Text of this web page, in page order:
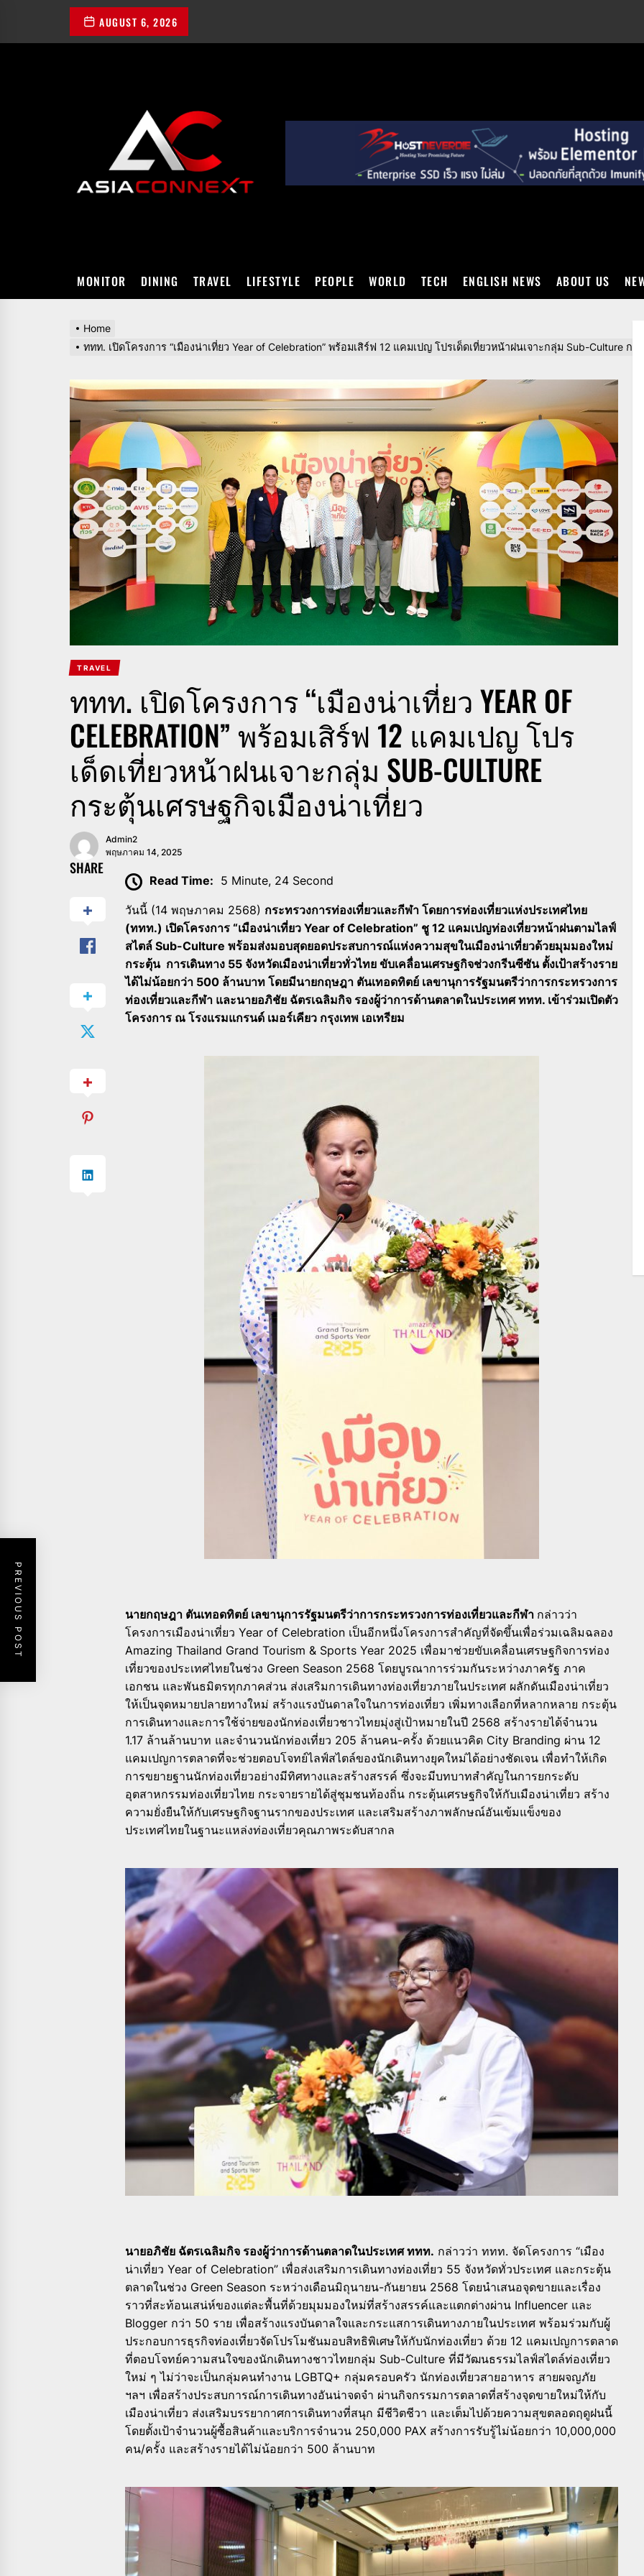
the
AUGUST 6, 2026
MONITOR DINING TRAVEL LIFESTYLE PEOPLE WORLD TECH ENGLISH NEWS ABOUT US
Home
ททท. เปิดโครงการ “เมืองน่าเที่ยว Year of Celebration” พร้อมเสิร์ฟ 12 แคมเปญ โปรเด็ดเที่ยวหน้าฝนเจาะกลุ่ม Sub-Culture กร
TRAVEL
ททท. เปิดโครงการ “เมืองน่าเที่ยว YEAR OF
CELEBRATION” พร้อมเสิร์ฟ 12 แคมเปญ โปร
เด็ดเที่ยวหน้าฝนเจาะกลุ่ม SUB-CULTURE
กระตุ้นเศรษฐกิจเมืองน่าเที่ยว
Admin2
พฤษภาคม 14, 2025
SHARE
Read Time: 5 Minute, 24 Second
วันนี้ (14 พฤษภาคม 2568) กระทรวงการท่องเที่ยวและกีฬา โดยการท่องเที่ยวแห่งประเทศไทย
(ททท.) เปิดโครงการ “เมืองน่าเที่ยว Year of Celebration” ชู 12 แคมเปญท่องเที่ยวหน้าฝนตามไลฟ์
สไตล์ Sub-Culture พร้อมส่งมอบสุดยอดประสบการณ์แห่งความสุขในเมืองน่าเที่ยวด้วยมุมมองใหม่
กระตุ้น การเดินทาง 55 จังหวัดเมืองน่าเที่ยวทั่วไทย ขับเคลื่อนเศรษฐกิจช่วงกรีนซีซัน ตั้งเป้าสร้างราย
ได้ไม่น้อยกว่า 500 ล้านบาท โดยมีนายกฤษฎา ตันเทอดทิตย์ เลขานุการรัฐมนตรีว่าการกระทรวงการ
ท่องเที่ยวและกีฬา และนายอภิชัย ฉัตรเฉลิมกิจ รองผู้ว่าการด้านตลาดในประเทศ ททท. เข้าร่วมเปิดตัว
โครงการ ณ โรงแรมแกรนด์ เมอร์เคียว กรุงเทพ เอเทรียม
นายกฤษฎา ตันเทอดทิตย์ เลขานุการรัฐมนตรีว่าการกระทรวงการท่องเที่ยวและกีฬา กล่าวว่า
โครงการเมืองน่าเที่ยว Year of Celebration เป็นอีกหนึ่งโครงการสำคัญที่จัดขึ้นเพื่อร่วมเฉลิมฉลอง
Amazing Thailand Grand Tourism & Sports Year 2025 เพื่อมาช่วยขับเคลื่อนเศรษฐกิจการท่อง
เที่ยวของประเทศไทยในช่วง Green Season 2568 โดยบูรณาการร่วมกันระหว่างภาครัฐ ภาค
เอกชน และพันธมิตรทุกภาคส่วน ส่งเสริมการเดินทางท่องเที่ยวภายในประเทศ ผลักดันเมืองน่าเที่ยว
ให้เป็นจุดหมายปลายทางใหม่ สร้างแรงบันดาลใจในการท่องเที่ยว เพิ่มทางเลือกที่หลากหลาย กระตุ้น
การเดินทางและการใช้จ่ายของนักท่องเที่ยวชาวไทยมุ่งสู่เป้าหมายในปี 2568 สร้างรายได้จำนวน
1.17 ล้านล้านบาท และจำนวนนักท่องเที่ยว 205 ล้านคน-ครั้ง ด้วยแนวคิด City Branding ผ่าน 12
แคมเปญการตลาดที่จะช่วยตอบโจทย์ไลฟ์สไตล์ของนักเดินทางยุคใหม่ได้อย่างชัดเจน เพื่อทำให้เกิด
การขยายฐานนักท่องเที่ยวอย่างมีทิศทางและสร้างสรรค์ ซึ่งจะมีบทบาทสำคัญในการยกระดับ
อุตสาหกรรมท่องเที่ยวไทย กระจายรายได้สู่ชุมชนท้องถิ่น กระตุ้นเศรษฐกิจให้กับเมืองน่าเที่ยว สร้าง
ความยั่งยืนให้กับเศรษฐกิจฐานรากของประเทศ และเสริมสร้างภาพลักษณ์อันเข้มแข็งของ
ประเทศไทยในฐานะแหล่งท่องเที่ยวคุณภาพระดับสากล
นายอภิชัย ฉัตรเฉลิมกิจ รองผู้ว่าการด้านตลาดในประเทศ ททท. กล่าวว่า ททท. จัดโครงการ “เมือง
น่าเที่ยว Year of Celebration” เพื่อส่งเสริมการเดินทางท่องเที่ยว 55 จังหวัดทั่วประเทศ และกระตุ้น
ตลาดในช่วง Green Season ระหว่างเดือนมิถุนายน-กันยายน 2568 โดยนำเสนอจุดขายและเรื่อง
ราวที่สะท้อนเสน่ห์ของแต่ละพื้นที่ด้วยมุมมองใหม่ที่สร้างสรรค์และแตกต่างผ่าน Influencer และ
Blogger กว่า 50 ราย เพื่อสร้างแรงบันดาลใจและกระแสการเดินทางภายในประเทศ พร้อมร่วมกับผู้
ประกอบการธุรกิจท่องเที่ยวจัดโปรโมชันมอบสิทธิพิเศษให้กับนักท่องเที่ยว ด้วย 12 แคมเปญการตลาด
ที่ตอบโจทย์ความสนใจของนักเดินทางชาวไทยกลุ่ม Sub-Culture ที่มีวัฒนธรรมไลฟ์สไตล์ท่องเที่ยว
ใหม่ ๆ ไม่ว่าจะเป็นกลุ่มคนทำงาน LGBTQ+ กลุ่มครอบครัว นักท่องเที่ยวสายอาหาร สายผจญภัย
ฯลฯ เพื่อสร้างประสบการณ์การเดินทางอันน่าจดจำ ผ่านกิจกรรมการตลาดที่สร้างจุดขายใหม่ให้กับ
เมืองน่าเที่ยว ส่งเสริมบรรยากาศการเดินทางที่สนุก มีชีวิตชีวา และเต็มไปด้วยความสุขตลอดฤดูฝนนี้
โดยตั้งเป้าจำนวนผู้ซื้อสินค้าและบริการจำนวน 250,000 PAX สร้างการรับรู้ไม่น้อยกว่า 10,000,000
คน/ครั้ง และสร้างรายได้ไม่น้อยกว่า 500 ล้านบาท
PREVIOUS POST